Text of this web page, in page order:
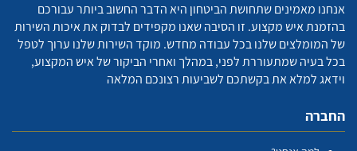
אנחנו מאמינים שתחושת הביטחון היא הדבר החשוב ביותר עבורכם
בהזמנת איש מקצוע. זו הסיבה שאנו מקפידים לבדוק את איכות השירות
של המומלצים שלנו בכל עבודה מחדש. מוקד השירות שלנו ערוך לטפל
בכל בעיה שמתעוררת לפני, במהלך ואחרי הביקור של איש המקצוע,
וידאג למלא את בקשתכם לשביעות רצונכם המלאה
החברה